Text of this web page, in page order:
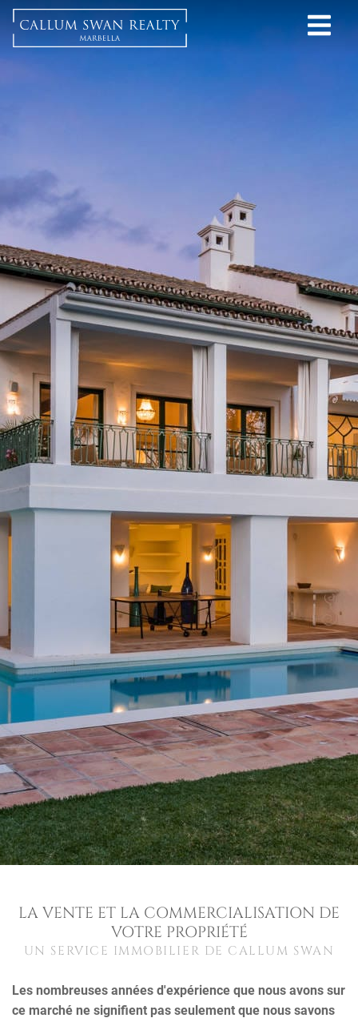
LA VENTE ET LA COMMERCIALISATION DE
VOTRE PROPRIÉTÉ
UN SERVICE IMMOBILIER DE CALLUM SWAN
Les nombreuses années d'expérience que nous avons sur
ce marché ne signifient pas seulement que nous savons